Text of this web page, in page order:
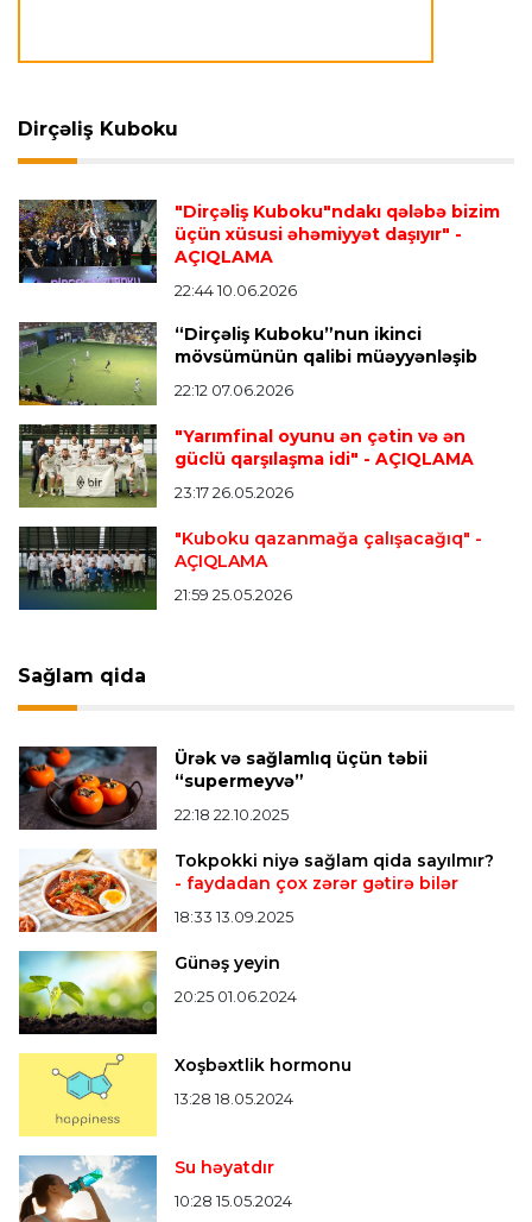
Transfer 23:09 07.08.2026
hazırlaşır
"Real" argentinalı futbolçusunu "Fiorentina"ya
icarəyə göndərdi
Transfer 22:57 07.08.2026
"Qranada" Zinəddin Zidanın oğlu ilə yollarını
ayırdı
Transfer 22:54 07.08.2026
"Mançester Siti" argentinalı qapıçını transfer
edir
Offside 19:46 07.08.2026
bürünc medalın sahibi müəyyənləşdi
Misli Premyer liqa 16:52 07.08.2026
"Zirə" Namik Ələskərovla yollarını ayırdı
Bütün xəbərlər >>>
Dirçəliş Kuboku
"Dirçəliş Kuboku"ndakı qələbə bizim
üçün xüsusi əhəmiyyət daşıyır" -
AÇIQLAMA
22:44 10.06.2026
“Dirçəliş Kuboku”nun ikinci
mövsümünün qalibi müəyyənləşib
22:12 07.06.2026
"Yarımfinal oyunu ən çətin və ən
güclü qarşılaşma idi" - AÇIQLAMA
23:17 26.05.2026
"Kuboku qazanmağa çalışacağıq" -
AÇIQLAMA
21:59 25.05.2026
Sağlam qida
Ürək və sağlamlıq üçün təbii
“supermeyvə”
22:18 22.10.2025
Tokpokki niyə sağlam qida sayılmır?
- faydadan çox zərər gətirə bilər
18:33 13.09.2025
Günəş yeyin
20:25 01.06.2024
Xoşbəxtlik hormonu
13:28 18.05.2024
Su həyatdır
10:28 15.05.2024